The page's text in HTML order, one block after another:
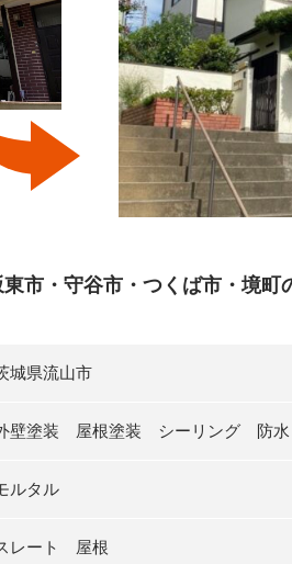
東市・守谷市・つくば市・境
城県流山市
壁塗装 屋根塗装 シーリング 防
ルタル
レート 屋根